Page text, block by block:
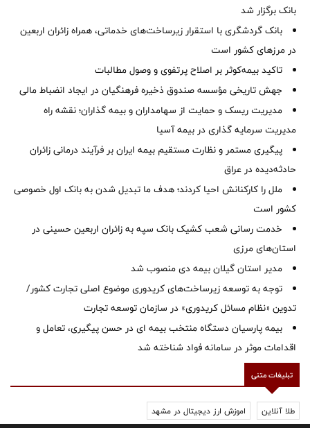
بانک برگزار شد
بانک گردشگری با استقرار زیرساخت‌های خدماتی، همراه زائران اربعین
در مرزهای کشور است
تاکید بیمه‌کوثر بر اصلاح پرتفوی و وصول مطالبات ‌
جهش تاریخی مؤسسه صندوق ذخیره فرهنگیان در ایجاد انضباط مالی
مدیریت ریسک و حمایت از سهامداران و بیمه گذاران؛ نقشه راه
مدیریت سرمایه گذاری در بیمه آسیا
پیگیری مستمر و نظارت مستقیم بیمه ایران بر فرآیند درمانی زائران
حادثه‌دیده در عراق
ملل را کارکنانش احیا کردند؛ هدف ما تبدیل شدن به بانک اول خصوصی
کشور است
خدمت رسانی شعب کشیک بانک سپه به زائران اربعین حسینی در
استان‌‌های مرزی
‌مدیر استان گیلان بیمه دی منصوب شد
توجه به توسعه زیرساخت‌های کریدوری موضوع اصلی تجارت کشور/
تدوین «نظام مسائل کریدوری» در سازمان توسعه تجارت
بیمه پارسیان دستگاه منتخب بیمه ای در حسن پیگیری، تعامل و
اقدامات موثر در سامانه فواد شناخته شد
تبلیغات متنی
طلا آنلاین اموزش ارز دیجیتال در مشهد